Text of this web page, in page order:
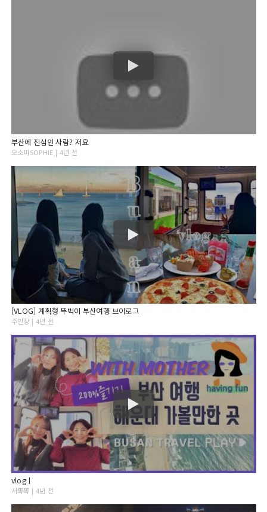
부산에 진심인 사람? 저요
오소피SOPHIE | 4년 전
[VLOG] 계획형 뚜벅이 부산여행 브이로그
주인장 | 4년 전
vlogㅣ
서똑똑 | 4년 전